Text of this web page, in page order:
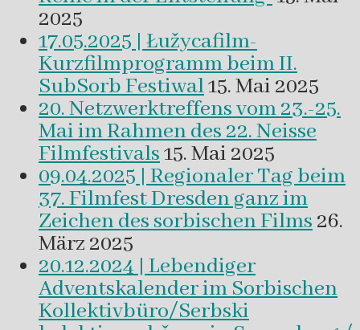
2025
17.05.2025 | Łužycafilm-
Kurzfilmprogramm beim II.
SubSorb Festiwal15. Mai 2025
20. Netzwerktreffens vom 23.-25.
Mai im Rahmen des 22. Neisse
Filmfestivals15. Mai 2025
09.04.2025 | Regionaler Tag beim
37. Filmfest Dresden ganz im
Zeichen des sorbischen Films26.
März 2025
20.12.2024 | Lebendiger
Adventskalender im Sorbischen
Kollektivbüro/Serbski